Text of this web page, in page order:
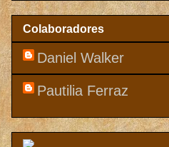
Colaboradores
Daniel Walker
Pautilia Ferraz